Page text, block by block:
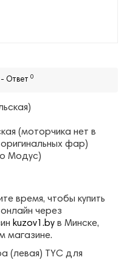
Ответ 0
(моторчика нет в
фар)
Модус)
время, чтобы купить
через
kuzov1.by в Минске,
магазине.
(левая) TYC для